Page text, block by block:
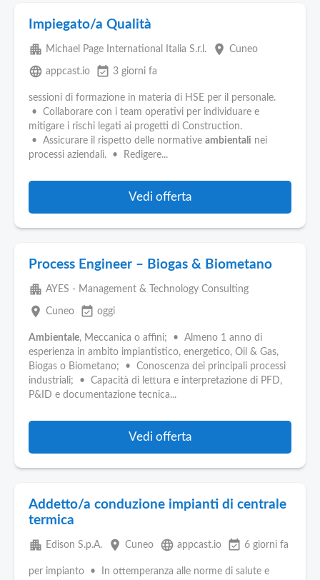
Impiegato/a Qualità
apartment Michael Page International Italia S.r.l. place Cuneo
language appcast.io event_available 3 giorni fa
sessioni di formazione in materia di HSE per il personale.
• Collaborare con i team operativi per individuare e
mitigare i rischi legati ai progetti di Construction.
• Assicurare il rispetto delle normative ambientali nei
processi aziendali. • Redigere...
Vedi offerta
Process Engineer – Biogas & Biometano
apartment AYES - Management & Technology Consulting
place Cuneo event_available oggi
Ambientale, Meccanica o affini; • Almeno 1 anno di
esperienza in ambito impiantistico, energetico, Oil & Gas,
Biogas o Biometano; • Conoscenza dei principali processi
industriali; • Capacità di lettura e interpretazione di PFD,
P&ID e documentazione tecnica...
Vedi offerta
Addetto/a conduzione impianti di centrale
termica
apartment Edison S.p.A. place Cuneo language appcast.io event_available 6 giorni fa
per impianto • In ottemperanza alle norme di salute e